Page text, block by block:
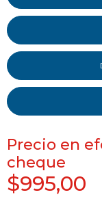
Precio en
cheque
$995,00